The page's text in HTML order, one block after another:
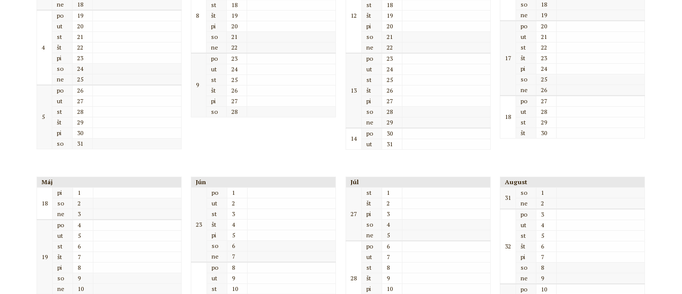
ne
18
4
po
19
ut
20
st
21
št
22
pi
23
so
24
ne
25
5
po
26
ut
27
st
28
št
29
pi
30
so
31
8
st
18
št
19
pi
20
so
21
ne
22
9
po
23
ut
24
st
25
št
26
pi
27
so
28
12
st
18
št
19
pi
20
so
21
ne
22
13
po
23
ut
24
st
25
št
26
pi
27
so
28
ne
29
14
po
30
ut
31
so
18
ne
19
17
po
20
ut
21
st
22
št
23
pi
24
so
25
ne
26
18
po
27
ut
28
st
29
št
30
Máj
18
pi
1
so
2
ne
3
19
po
4
ut
5
st
6
št
7
pi
8
so
9
ne
10
Jún
23
po
1
ut
2
st
3
št
4
pi
5
so
6
ne
7
po
8
ut
9
st
10
Júl
27
st
1
št
2
pi
3
so
4
ne
5
28
po
6
ut
7
st
8
št
9
pi
10
August
31
so
1
ne
2
32
po
3
ut
4
st
5
št
6
pi
7
so
8
ne
9
po
10